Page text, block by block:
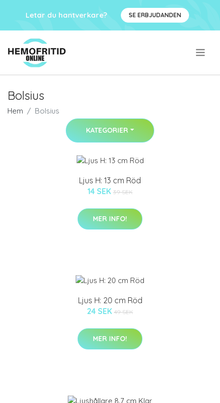
Letar du hantverkare? SE ERBJUDANDEN
Bolsius
Hem Bolsius
KATEGORIER
Ljus H: 13 cm Röd
14 SEK 39 SEK
MER INFO!
Ljus H: 20 cm Röd
24 SEK 49 SEK
MER INFO!